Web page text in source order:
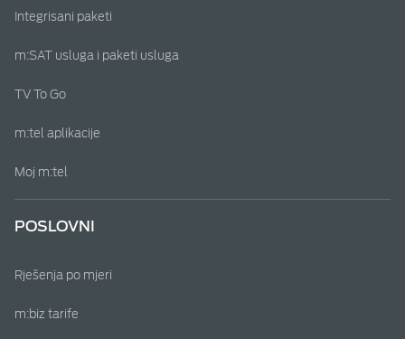
Integrisani paketi
m:SAT usluga i paketi usluga
TV To Go
m:tel aplikacije
Moj m:tel
POSLOVNI
Rješenja po mjeri
m:biz tarife